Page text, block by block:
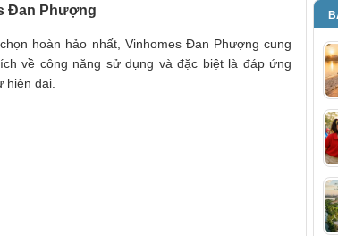
Đan Phượng
hoàn hảo nhất, Vinhomes Đan Phượng cung
về công năng sử dụng và đặc biệt là đáp ứng
hiện đại.